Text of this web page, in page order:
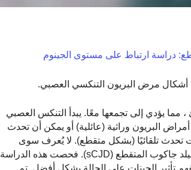
دراسة ارتباط على مستوى الجينوم
مما يؤدي إلى تجمعها معًا. يبدأ التنكس العصبي
البريون وراثية (عائلية) أو يمكن أن تحدث
تحدث تلقائيًا (بشكل متقطع). لا يُعرف سوى
القليل عما قد يجعل الفرد أكثر عرضة للإصابة بنوع من مرض البريون المعروف بمرض كروتزفيلد جاكوب المتقطع (sCJD). فحصت هذه الدراسة